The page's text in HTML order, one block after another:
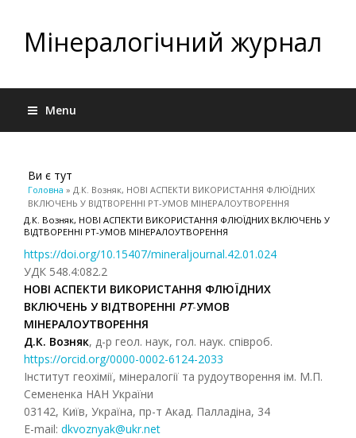
Мінералогічний журнал
Menu
Ви є тут
Головна » Д.К. Возняк, НОВІ АСПЕКТИ ВИКОРИСТАННЯ ФЛЮЇДНИХ
ВКЛЮЧЕНЬ У ВІДТВОРЕННІ РТ-УМОВ МІНЕРАЛОУТВОРЕННЯ
Д.К. Возняк, НОВІ АСПЕКТИ ВИКОРИСТАННЯ ФЛЮЇДНИХ ВКЛЮЧЕНЬ У
ВІДТВОРЕННІ РТ-УМОВ МІНЕРАЛОУТВОРЕННЯ
https://doi.org/10.15407/mineraljournal.42.01.024
УДК 548.4:082.2
НОВІ АСПЕКТИ ВИКОРИСТАННЯ ФЛЮЇДНИХ
ВКЛЮЧЕНЬ У ВІДТВОРЕННІ РТ-УМОВ
МІНЕРАЛОУТВОРЕННЯ
Д.К. Возняк, д-р геол. наук, гол. наук. співроб.
https://orcid.org/0000-0002-6124-2033
Інститут геохімії, мінералогії та рудоутворення ім. М.П.
Семененка НАН України
03142, Київ, Україна, пр-т Акад. Палладіна, 34
E-mail: dkvoznyak@ukr.net